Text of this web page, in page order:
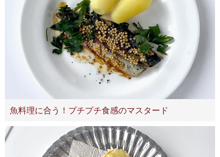
魚料理に合う！プチプチ食感のマスタード